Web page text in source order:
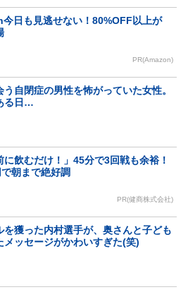
日も見逃せない！80%OFF以上が
PR(Amazon)
う自閉症の男性を怖がっていた女性。
る日…
に飲むだけ！」45分で3回戦も余裕！
朝まで絶好調
PR(健商株式会社)
を獲った内村選手が、奥さんと子ども
メッセージがかわいすぎた(笑)